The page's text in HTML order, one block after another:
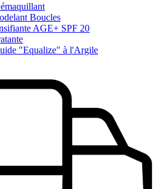
Boucles
AGE+ SPF 20
"Equalize" à l'Argile